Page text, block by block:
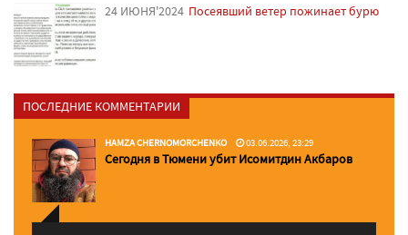
24 ИЮНЯ'2024 Посеявший ветер пожинает бурю
ПОСЛЕДНИЕ КОММЕНТАРИИ
HAMZA CHERNOMORCHENKO 03.06.2026, 23:29
Сегодня в Тюмени убит Исомитдин Акбаров